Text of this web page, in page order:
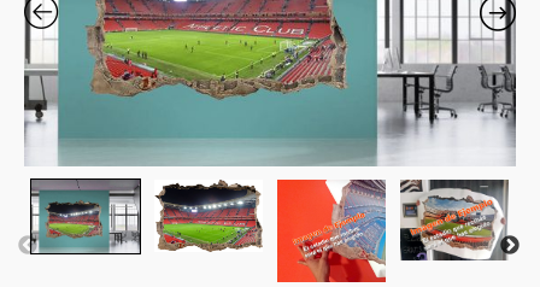
precios:
desde
€13.00
hasta